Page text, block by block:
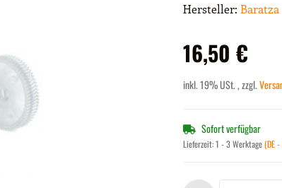
Hersteller: Baratza
16,50 €
inkl. 19% USt. , zzgl.
Sofort verfügbar
Lieferzeit:1 - 3 Werktage(DE -